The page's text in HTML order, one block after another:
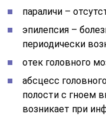
параличи –
эпилепсия –
периодически
отек головного
абсцесс
полости с гноем
возникает при